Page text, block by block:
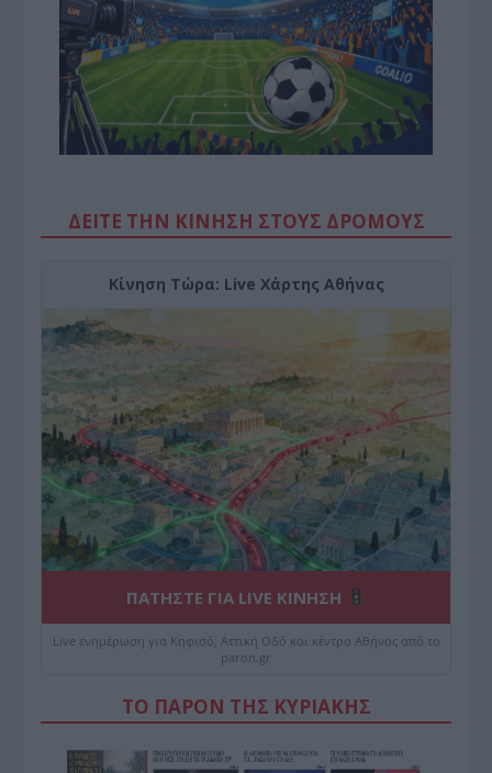
ΔΕΙΤΕ ΤΗΝ ΚΙΝΗΣΗ ΣΤΟΥΣ ΔΡΌΜΟΥΣ
Κίνηση Τώρα: Live Χάρτης Αθήνας
ΠΑΤΗΣΤΕ ΓΙΑ LIVE ΚΙΝΗΣΗ
Live ενημέρωση για Κηφισό, Αττική Οδό και κέντρο Αθήνας από το
paron.gr
ΤΟ ΠΑΡΟΝ ΤΗΣ ΚΥΡΙΑΚΗΣ